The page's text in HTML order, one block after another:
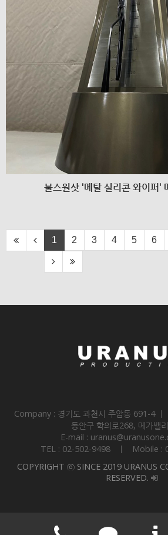
불스원샷 '메탈 실리콘 와이퍼'
1 2 3 4 5 6
Company : 경기도 과천시 주암동 691-4
동안구 학의로268, 메가밸
E-mail :
TEL : 02-502-9498 ㅣ Mobile :
COPYRIGHT ⓒ SINCE 2019 URANUS
RESERVED.